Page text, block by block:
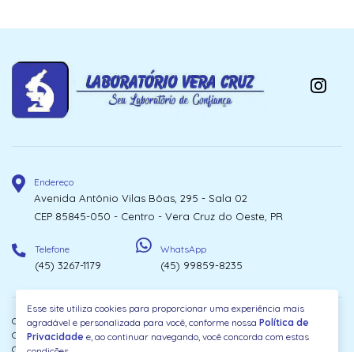
Endereço
Avenida Antônio Vilas Bôas, 295 - Sala 02
CEP 85845-050 - Centro - Vera Cruz do Oeste, PR
Telefone
(45) 3267-1179
WhatsApp
(45) 99859-8235
Centro de Análises Clínicas Vera Cruz - Laboratório de Análises Clínicas Vera
Cruz do Oeste Ltda
CNPJ 79345674000188
Esse site utiliza cookies para proporcionar uma experiência mais
agradável e personalizada para você, conforme nossaPolítica de
Privacidade e, ao continuar navegando, você concorda com estas